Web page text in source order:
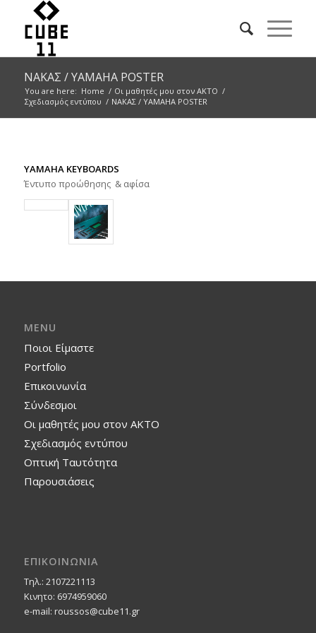
ΝΑΚΑΣ / YAMAHA POSTER
You are here: Home / Οι μαθητές μου στον ΑΚΤΟ /
Σχεδιασμός εντύπου / ΝΑΚΑΣ / YAMAHA POSTER
YAMAHA KEYBOARDS
Έντυπο προώθησης & αφίσα
MENU
Ποιοι Είμαστε
Portfolio
Επικοινωνία
Σύνδεσμοι
Οι μαθητές μου στον ΑΚΤΟ
Σχεδιασμός εντύπου
Οπτική Ταυτότητα
Παρουσιάσεις
ΕΠΙΚΟΙΝΩΝΙΑ
Τηλ.: 2107221113
Κινητο: 6974959060
e-mail: roussos@cube11.gr